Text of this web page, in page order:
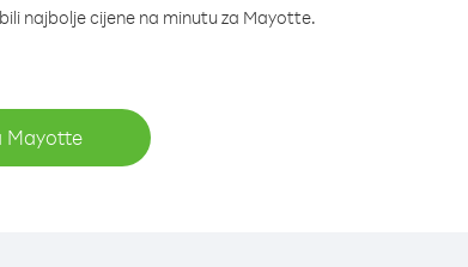
najbolje cijene na minutu za Mayotte.
Mayotte